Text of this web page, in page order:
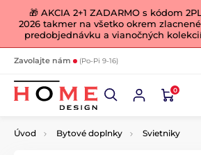
🎁 AKCIA 2+1 ZADARMO s kódom
2026 takmer na všetko okrem
predobjednávku a vianočných
Zavolajte nám (Po-Pi 9-16)
0
Úvod Bytové doplnky Svietniky